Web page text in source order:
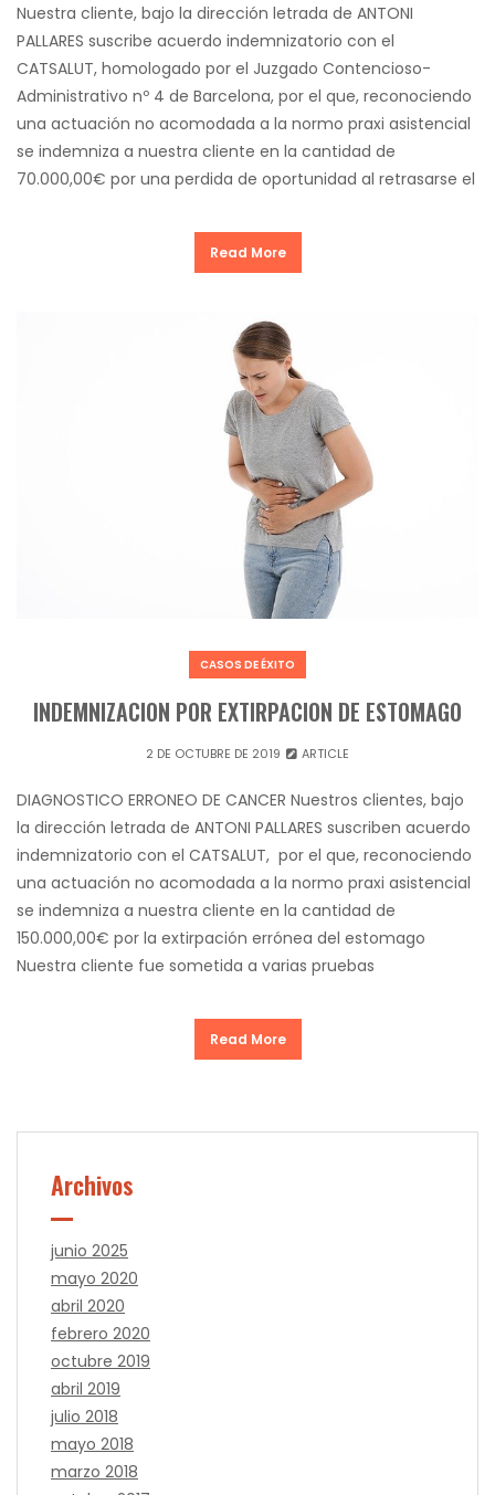
Nuestra cliente, bajo la dirección letrada de ANTONI
PALLARES suscribe acuerdo indemnizatorio con el
CATSALUT, homologado por el Juzgado Contencioso-
Administrativo nº 4 de Barcelona, por el que, reconociendo
una actuación no acomodada a la normo praxi asistencial
se indemniza a nuestra cliente en la cantidad de
70.000,00€ por una perdida de oportunidad al retrasarse el
Read More
CASOS DE ÉXITO
INDEMNIZACION POR EXTIRPACION DE ESTOMAGO
2 DE OCTUBRE DE 2019 ARTICLE
DIAGNOSTICO ERRONEO DE CANCER Nuestros clientes, bajo
la dirección letrada de ANTONI PALLARES suscriben acuerdo
indemnizatorio con el CATSALUT, por el que, reconociendo
una actuación no acomodada a la normo praxi asistencial
se indemniza a nuestra cliente en la cantidad de
150.000,00€ por la extirpación errónea del estomago
Nuestra cliente fue sometida a varias pruebas
Read More
Archivos
junio 2025
mayo 2020
abril 2020
febrero 2020
octubre 2019
abril 2019
julio 2018
mayo 2018
marzo 2018